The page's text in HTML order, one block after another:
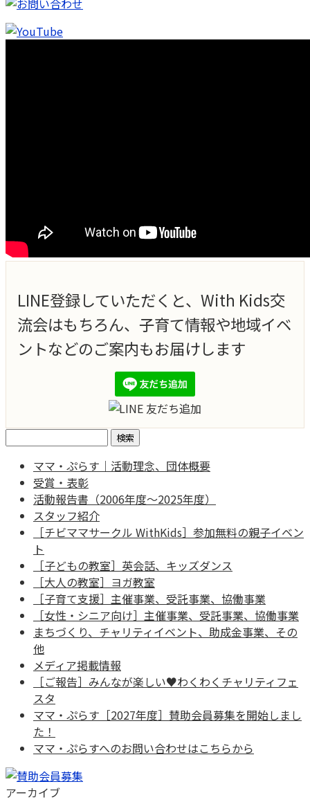
LINE登録していただくと、With Kids交
流会はもちろん、子育て情報や地域イベ
ントなどのご案内もお届けします
ママ・ぷらす｜活動理念、団体概要
受賞・表彰
活動報告書（2006年度～2025年度）
スタッフ紹介
［チビママサークル WithKids］参加無料の親子イベン
ト
［子どもの教室］英会話、キッズダンス
［大人の教室］ヨガ教室
［子育て支援］主催事業、受託事業、協働事業
［女性・シニア向け］主催事業、受託事業、協働事業
まちづくり、チャリティイベント、助成金事業、その
他
メディア掲載情報
［ご報告］みんなが楽しい♥わくわくチャリティフェ
スタ
ママ・ぷらす［2027年度］賛助会員募集を開始しまし
た！
ママ・ぷらすへのお問い合わせはこちらから
アーカイブ